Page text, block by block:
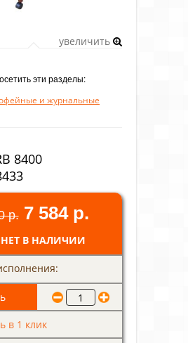
увеличить
эти разделы:
и журнальные
8400
р. 7 584 р.
НЕТ В НАЛИЧИИ
в 1 клик